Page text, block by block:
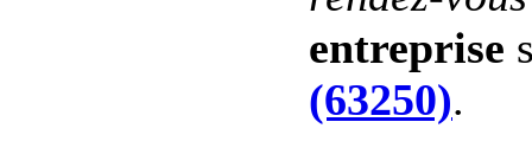
entreprise
(63250).